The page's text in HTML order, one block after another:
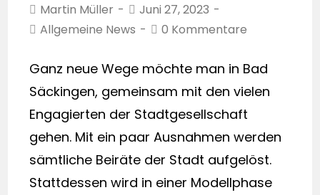
Martin Müller
Juni 27, 2023
Allgemeine News
0 Kommentare
Ganz neue Wege möchte man in Bad
Säckingen, gemeinsam mit den vielen
Engagierten der Stadtgesellschaft
gehen. Mit ein paar Ausnahmen werden
sämtliche Beiräte der Stadt aufgelöst.
Stattdessen wird in einer Modellphase